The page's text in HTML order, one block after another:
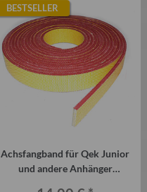
BESTSELLER
Achsfangband für Qek Junior
und andere Anhänger